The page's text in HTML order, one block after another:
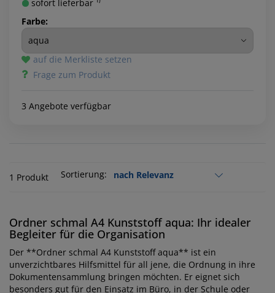
sofort lieferbar ¹⁾
Farbe:
auf die Merkliste setzen
Frage zum Produkt
3 Angebote verfügbar
1 Produkt Sortierung:
Ordner schmal A4 Kunststoff aqua: Ihr idealer
Begleiter für die Organisation
Der **Ordner schmal A4 Kunststoff aqua** ist ein
unverzichtbares Hilfsmittel für all jene, die Ordnung in ihre
Dokumentensammlung bringen möchten. Er eignet sich
besonders gut für den Einsatz im Büro, in der Schule oder